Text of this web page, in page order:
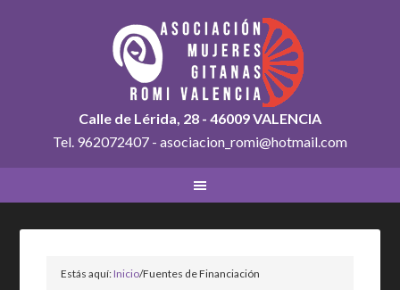
Calle de Lérida, 28 - 46009 VALENCIA
Tel. 962072407 - asociacion_romi@hotmail.com
Estás aquí:Inicio/Fuentes de Financiación